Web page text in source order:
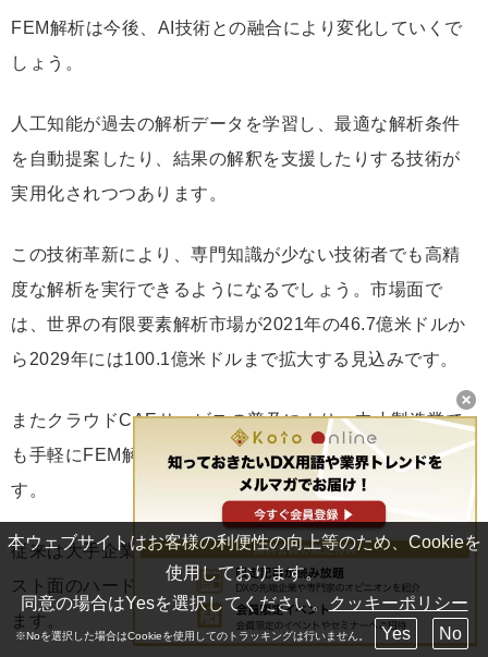
FEM解析は今後、AI技術との融合により変化していくで
しょう。
人工知能が過去の解析データを学習し、最適な解析条件
を自動提案したり、結果の解釈を支援したりする技術が
実用化されつつあります。
この技術革新により、専門知識が少ない技術者でも高精
度な解析を実行できるようになるでしょう。市場面で
は、世界の有限要素解析市場が2021年の46.7億米ドルか
ら2029年には100.1億米ドルまで拡大する見込みです。
またクラウドCAEサービスの普及により、中小製造業で
も手軽にFEM解析を活用できる環境が整いつつありま
す。
従来は大手企業の専売特許だった高度な解析技術が、コ
スト面のハードルを下げて広く普及していくと予想され
ます。
本ウェブサイトはお客様の利便性の向上等のため、Cookieを
使用しております。
同意の場合はYesを選択してください。 クッキーポリシー
※Noを選択した場合はCookieを使用してのトラッキングは行いません。 Yes No